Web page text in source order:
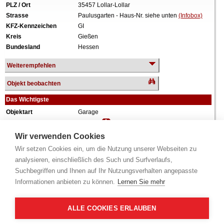
Wir verwenden Cookies
Wir setzen Cookies ein, um die Nutzung unserer Webseiten zu
analysieren, einschließlich des Such und Surfverlaufs,
Suchbegriffen und Ihnen auf Ihr Nutzungsverhalten angepasste
Informationen anbieten zu können. Lernen Sie mehr
ALLE COOKIES ERLAUBEN
PLZ / Ort
35457 Lollar-Lollar
Strasse
Paulusgarten - Haus-Nr. siehe unten (Infobox)
KFZ-Kennzeichen
GI
Kreis
Gießen
Bundesland
Hessen
Weiterempfehlen
Objekt beobachten
Das Wichtigste
Objektart
Garage
Wiederholungstermin
Nein
2.779 m²
Weiteres
Anteil: 99/10.000 = 0,99%, Aufteilungsplan Nr.
38, PKW-Stellplatz in einer Tiefagarage.
Alle Angaben ohne Gewähr.